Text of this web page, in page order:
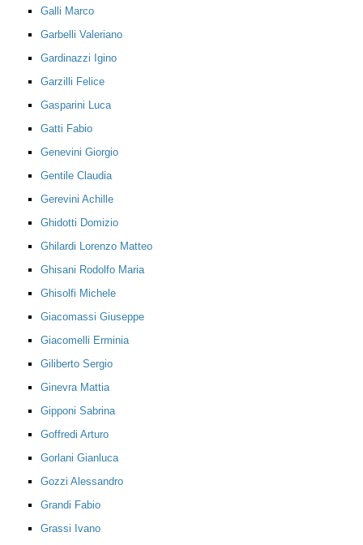
Galli Marco
Garbelli Valeriano
Gardinazzi Igino
Garzilli Felice
Gasparini Luca
Gatti Fabio
Genevini Giorgio
Gentile Claudia
Gerevini Achille
Ghidotti Domizio
Ghilardi Lorenzo Matteo
Ghisani Rodolfo Maria
Ghisolfi Michele
Giacomassi Giuseppe
Giacomelli Erminia
Giliberto Sergio
Ginevra Mattia
Gipponi Sabrina
Goffredi Arturo
Gorlani Gianluca
Gozzi Alessandro
Grandi Fabio
Grassi Ivano